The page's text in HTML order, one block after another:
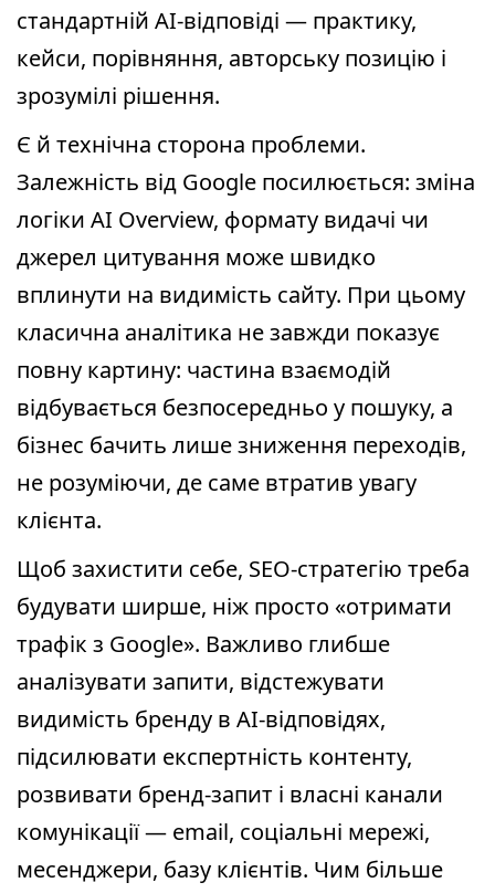
стандартній AI-відповіді — практику,
кейси, порівняння, авторську позицію і
зрозумілі рішення.
Є й технічна сторона проблеми.
Залежність від Google посилюється: зміна
логіки AI Overview, формату видачі чи
джерел цитування може швидко
вплинути на видимість сайту. При цьому
класична аналітика не завжди показує
повну картину: частина взаємодій
відбувається безпосередньо у пошуку, а
бізнес бачить лише зниження переходів,
не розуміючи, де саме втратив увагу
клієнта.
Щоб захистити себе, SEO-стратегію треба
будувати ширше, ніж просто «отримати
трафік з Google». Важливо глибше
аналізувати запити, відстежувати
видимість бренду в AI-відповідях,
підсилювати експертність контенту,
розвивати бренд-запит і власні канали
комунікації — email, соціальні мережі,
месенджери, базу клієнтів. Чим більше